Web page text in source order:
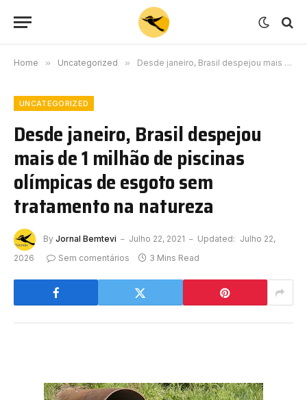
Home » Uncategorized » Desde janeiro, Brasil despejou mais de 1 milhão de piscinas olímpicas de esgoto sem tratamento na natureza
UNCATEGORIZED
Desde janeiro, Brasil despejou
mais de 1 milhão de piscinas
olímpicas de esgoto sem
tratamento na natureza
By Jornal Bemtevi Julho 22, 2021 Updated: Julho 22,
2026
Sem comentários 3 Mins Read